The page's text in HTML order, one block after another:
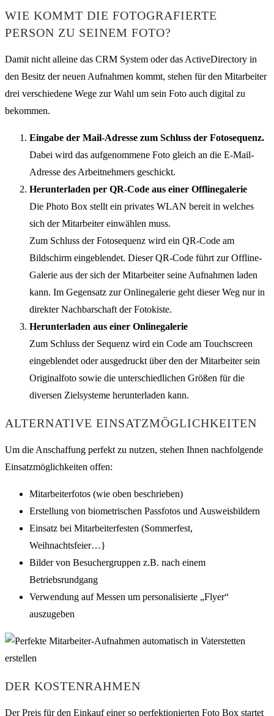
WIE KOMMT DIE FOTOGRAFIERTE
PERSON ZU SEINEM FOTO?
Damit nicht alleine das CRM System oder das ActiveDirectory in
den Besitz der neuen Aufnahmen kommt, stehen für den Mitarbeiter
drei verschiedene Wege zur Wahl um sein Foto auch digital zu
bekommen.
Eingabe der Mail-Adresse zum Schluss der Fotosequenz.
Dabei wird das aufgenommene Foto gleich an die E-Mail-
Adresse des Arbeitnehmers geschickt.
Herunterladen per QR-Code aus einer Offlinegalerie
Die Photo Box stellt ein privates WLAN bereit in welches
sich der Mitarbeiter einwählen muss.
Zum Schluss der Fotosequenz wird ein QR-Code am
Bildschirm eingeblendet. Dieser QR-Code führt zur Offline-
Galerie aus der sich der Mitarbeiter seine Aufnahmen laden
kann. Im Gegensatz zur Onlinegalerie geht dieser Weg nur in
direkter Nachbarschaft der Fotokiste.
Herunterladen aus einer Onlinegalerie
Zum Schluss der Sequenz wird ein Code am Touchscreen
eingeblendet oder ausgedruckt über den der Mitarbeiter sein
Originalfoto sowie die unterschiedlichen Größen für die
diversen Zielsysteme herunterladen kann.
ALTERNATIVE EINSATZMÖGLICHKEITEN
Um die Anschaffung perfekt zu nutzen, stehen Ihnen nachfolgende
Einsatzmöglichkeiten offen:
Mitarbeiterfotos (wie oben beschrieben)
Erstellung von biometrischen Passfotos und Ausweisbildern
Einsatz bei Mitarbeiterfesten (Sommerfest,
Weihnachtsfeier…}
Bilder von Besuchergruppen z.B. nach einem
Betriebsrundgang
Verwendung auf Messen um personalisierte „Flyer“
auszugeben
DER KOSTENRAHMEN
Der Preis für den Einkauf einer so perfektionierten Foto Box startet